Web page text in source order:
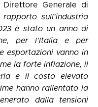
Direttore Generale di
rapporto sull'industria
è stato un anno di
per l'Italia e per
esportazioni vanno in
la forte inflazione, il
e il costo elevato
hanno rallentato la
dalla tensioni